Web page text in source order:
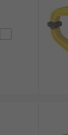
ihrer
das
Drehen
über eine
–